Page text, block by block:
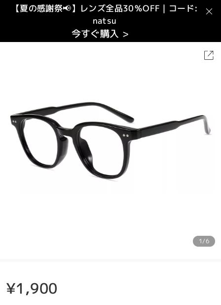
【夏の感謝祭📢】レンズ全品30％OFF｜コード:
natsu
今すぐ購入 >
1/6
¥1,900